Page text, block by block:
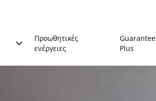
Προωθητικές
ενέργειες
Guarantee
Plus